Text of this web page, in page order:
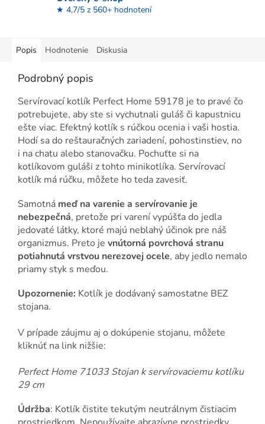
★ 4,7/5 z 560+ hodnotení
Popis Hodnotenie Diskusia
Podrobný popis
Servírovací kotlík Perfect Home 59178 je to pravé čo
potrebujete, aby ste si vychutnali guláš či kapustnicu
ešte viac. Efektný kotlík s rúčkou ocenia i vaši hostia.
Hodí sa do reštauračných zariadení, pohostinstiev, no
i na chatu alebo stanovačku. Pochuťte si na
kotlíkovom guláši z tohto minikotlíka. Servírovací
kotlík má rúčku, môžete ho teda zavesiť.
Samotná meď na varenie a servírovanie je
nebezpečná, pretože pri varení vypúšťa do jedla
jedovaté látky, ktoré majú neblahý účinok pre náš
organizmus. Preto je vnútorná povrchová stranu
potiahnutá vrstvou nerezovej ocele, aby jedlo nemalo
priamy styk s meďou.
Upozornenie: Kotlík je dodávaný samostatne BEZ
stojana.
V prípade záujmu aj o dokúpenie stojanu, môžete
kliknúť na link nižšie:
Perfect Home 71033 Stojan k servírovaciemu kotlíku
29 cm
Údržba: Kotlík čistite tekutým neutrálnym čistiacim